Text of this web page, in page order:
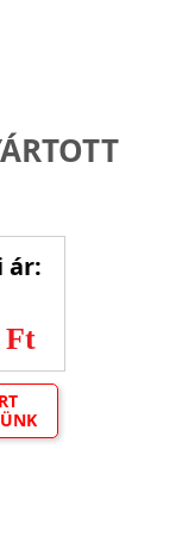
ár:
Ft